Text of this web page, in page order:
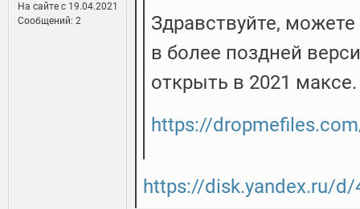
На сайте c 19.04.2021
Сообщений: 2
Здравствуйте,
в более поздней
открыть в 2021 максе.
https://
https://disk.yandex.ru/d/